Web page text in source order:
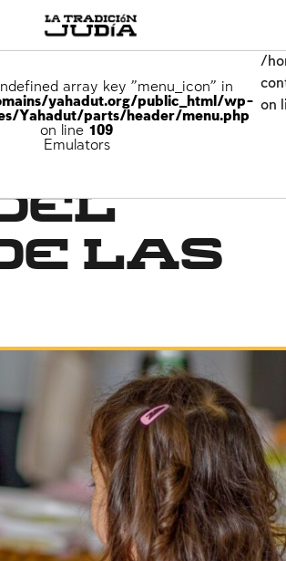
array key "menu_icon" in
yahadut.org/public_html/wp-
Yahadut/parts/header/menu.php
on line 109
Emulators
/
on
las